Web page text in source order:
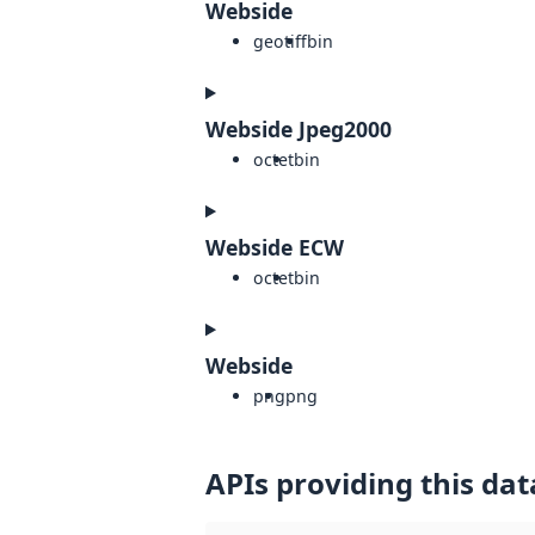
Webside
geotiffbin
Webside Jpeg2000
octetbin
Webside ECW
octetbin
Webside
pngpng
APIs providing this